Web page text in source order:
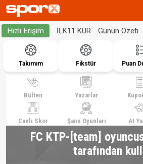
Hızlı Erişim İLK11 KUR Günün Özeti
Takımım Fikstür Puan
Bülten Yazarlar
Canlı Skor Şans Oyunları At
FC KTP-[team]
tarafından